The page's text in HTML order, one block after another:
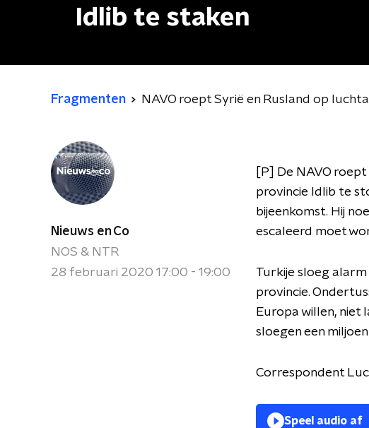
Idlib te staken
Fragmenten NAVO roept Syrië en Rusland op
Nieuws en Co
NOS & NTR
28 februari 2020 17:00 - 19:00
[P] De NAVO
provincie Idlib te
bijeenkomst. Hij
escaleerd moet
Turkije sloeg
provincie.
Europa willen, niet
sloegen een
Correspondent
Speel audio af